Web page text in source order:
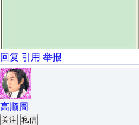
回复 引用 举报
高顺周
关注 私信